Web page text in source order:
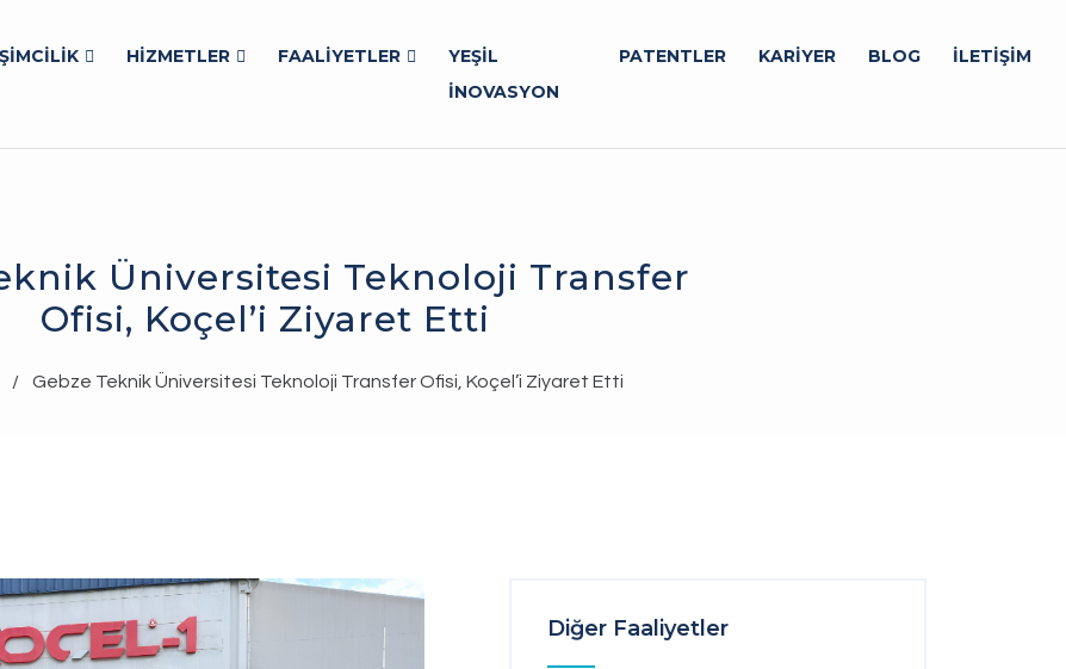
HİZMETLER FAALİYETLER
YEŞİL
İNOVASYON
PATENTLER KARİYER BLOG İLETİŞİM
Üniversitesi Teknoloji Transfer
Ofisi, Koçel’i Ziyaret Etti
/ Gebze Teknik Üniversitesi Teknoloji Transfer Ofisi, Koçel’i Ziyaret Etti
Diğer Faaliyetler